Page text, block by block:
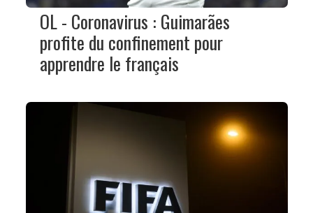
OL - Coronavirus : Guimarães
profite du confinement pour
apprendre le français